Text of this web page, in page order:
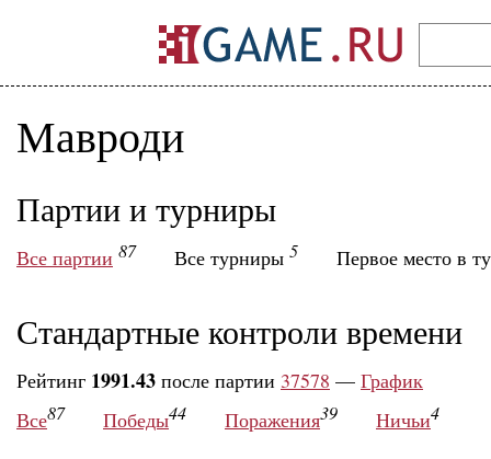
Мавроди
Партии и турниры
Все партии 87 Все турниры 5 Первое место в
Стандартные контроли времени
Рейтинг 1991.43 после партии 37578 — График
Все87 Победы44 Поражения39 Ничьи4